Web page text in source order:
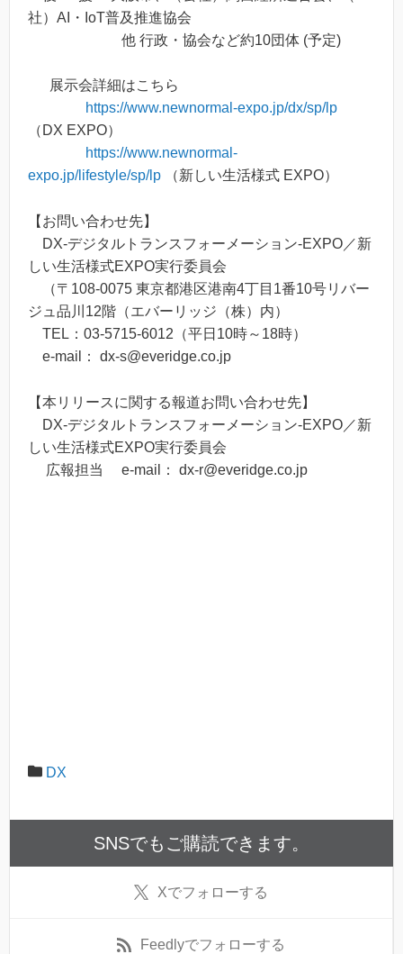
社）AI・IoT普及推進協会
他 行政・協会など約10団体 (予定)
展示会詳細はこちら
https://www.newnormal-expo.jp/dx/sp/lp
（DX EXPO）
https://www.newnormal-
expo.jp/lifestyle/sp/lp
（新しい生活様式 EXPO）
【お問い合わせ先】
DX-デジタルトランスフォーメーション-EXPO／新
しい生活様式EXPO実行委員会
（〒108-0075 東京都港区港南4丁目1番10号リバー
ジュ品川12階（エバーリッジ（株）内）
TEL：03-5715-6012（平日10時～18時）
e-mail： dx-s@everidge.co.jp
【本リリースに関する報道お問い合わせ先】
DX-デジタルトランスフォーメーション-EXPO／新
しい生活様式EXPO実行委員会
広報担当 e-mail： dx-r@everidge.co.jp
DX
SNSでもご購読できます。
Xでフォローする
Feedlyでフォローする